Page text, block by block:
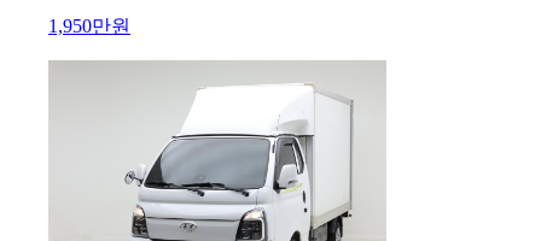
1,950만원